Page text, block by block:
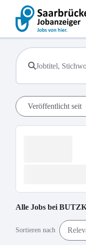
Veröffentlicht seit
Alle Jobs bei
Sortieren nach